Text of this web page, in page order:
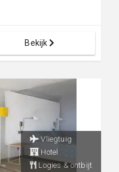
Bekijk
Vliegtuig
Hotel
Logies & ontbijt